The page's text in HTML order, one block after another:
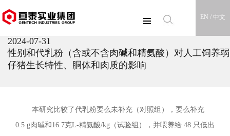
EN / 中文
2024-07-31
性别和代乳粉（含或不含肉碱和精氨酸）对人工饲养弱
仔猪生长特性、胴体和肉质的影响
本研究比较了代乳粉要么未补充（对照组），要么补充
0.5 g肉碱和16.7克L-精氨酸/kg（试验组），并喂养给 48 只低出